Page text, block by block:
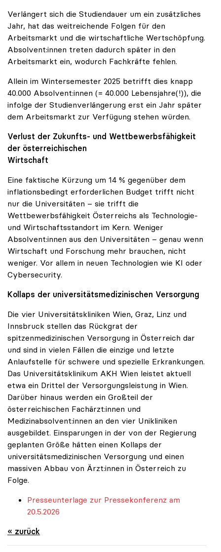
Verlängert sich die Studiendauer um ein zusätzliches
Jahr, hat das weitreichende Folgen für den
Arbeitsmarkt und die wirtschaftliche Wertschöpfung.
Absolvent:innen treten dadurch später in den
Arbeitsmarkt ein, wodurch Fachkräfte fehlen.
Allein im Wintersemester 2025 betrifft dies knapp
40.000 Absolvent:innen (= 40.000 Lebensjahre(!)), die
infolge der Studienverlängerung erst ein Jahr später
dem Arbeitsmarkt zur Verfügung stehen würden.
Verlust der Zukunfts- und Wettbewerbsfähigkeit
der österreichischen
Wirtschaft
Eine faktische Kürzung um 14 % gegenüber dem
inflationsbedingt erforderlichen Budget trifft nicht
nur die Universitäten – sie trifft die
Wettbewerbsfähigkeit Österreichs als Technologie-
und Wirtschaftsstandort im Kern. Weniger
Absolvent:innen aus den Universitäten – genau wenn
Wirtschaft und Forschung mehr brauchen, nicht
weniger. Vor allem in neuen Technologien wie KI oder
Cybersecurity.
Kollaps der universitätsmedizinischen Versorgung
Die vier Universitätskliniken Wien, Graz, Linz und
Innsbruck stellen das Rückgrat der
spitzenmedizinischen Versorgung in Österreich dar
und sind in vielen Fällen die einzige und letzte
Anlaufstelle für schwere und spezielle Erkrankungen.
Das Universitätsklinikum AKH Wien leistet aktuell
etwa ein Drittel der Versorgungsleistung in Wien.
Darüber hinaus werden ein Großteil der
österreichischen Fachärzt:innen und
Medizinabsolvent:innen an den vier Unikliniken
ausgebildet. Einsparungen in der von der Regierung
geplanten Größe hätten einen Kollaps der
universitätsmedizinischen Versorgung und einen
massiven Abbau von Ärzt:innen in Österreich zu
Folge.
Presseunterlage zur Pressekonferenz am
20.5.2026
« zurück